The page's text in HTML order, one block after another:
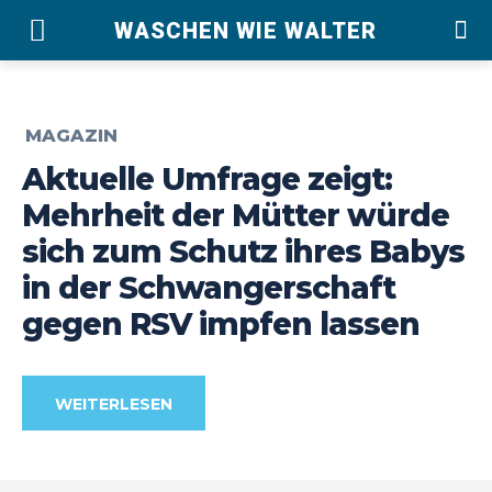
WASCHEN WIE WALTER
MAGAZIN
Aktuelle Umfrage zeigt:
Mehrheit der Mütter würde
sich zum Schutz ihres Babys
in der Schwangerschaft
gegen RSV impfen lassen
WEITERLESEN